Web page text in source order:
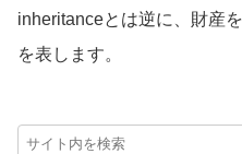
inheritanceとは逆に、財産
を表します。